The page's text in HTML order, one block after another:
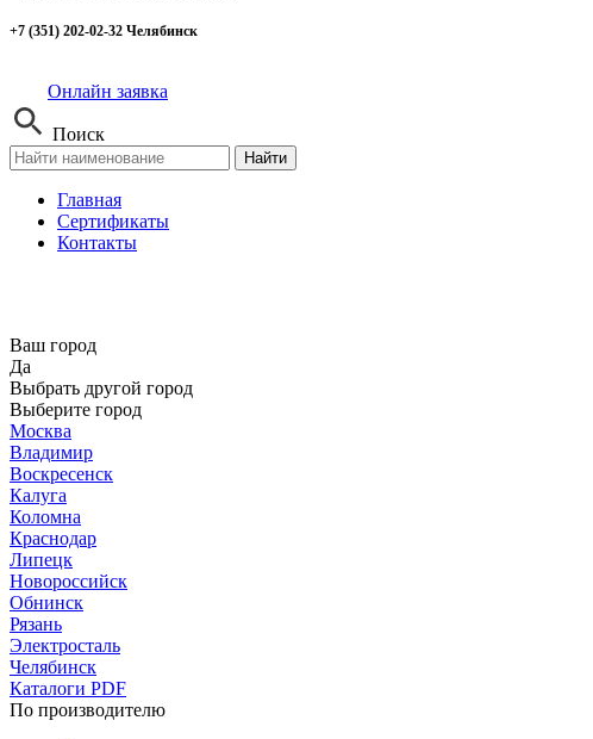
+7 (351) 202-02-32 Челябинск
Онлайн заявка
Поиск
Найти
Главная
Сертификаты
Контакты
Ваш город
Да
Выбрать другой город
Выберите город
Москва
Владимир
Воскресенск
Калуга
Коломна
Краснодар
Липецк
Новороссийск
Обнинск
Рязань
Электросталь
Челябинск
Каталоги PDF
По производителю